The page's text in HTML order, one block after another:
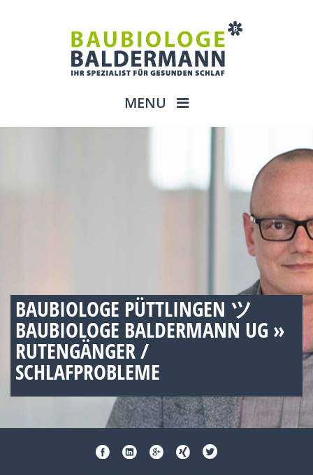
MENU
BAUBIOLOGE PÜTTLINGEN ツ
BAUBIOLOGE BALDERMANN UG »
RUTENGÄNGER /
SCHLAFPROBLEME